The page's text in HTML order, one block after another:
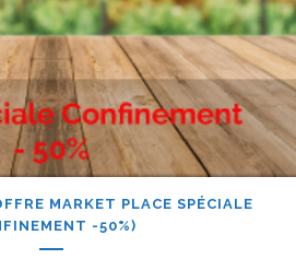
MARKET PLACE SPÉCIALE
-50%)